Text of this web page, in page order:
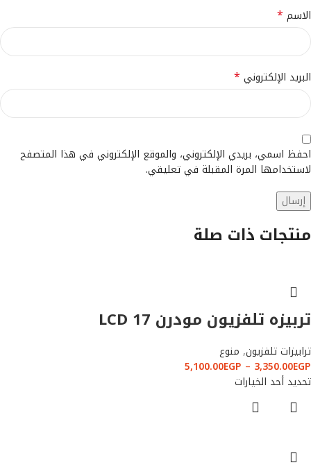
الاسم *
البريد الإلكتروني *
احفظ اسمي، بريدي الإلكتروني، والموقع الإلكتروني في هذا المتصفح
لاستخدامها المرة المقبلة في تعليقي.
منتجات ذات صلة
تربيزه تلفزيون مودرن LCD 17
ترابيزات تلفزيون, منوع
3,350.00EGP
–
5,100.00EGP
تحديد أحد الخيارات